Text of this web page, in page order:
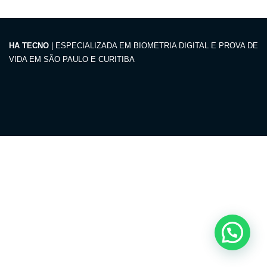
HA TECNO | ESPECIALIZADA EM BIOMETRIA DIGITAL E PROVA DE
VIDA EM SÃO PAULO E CURITIBA